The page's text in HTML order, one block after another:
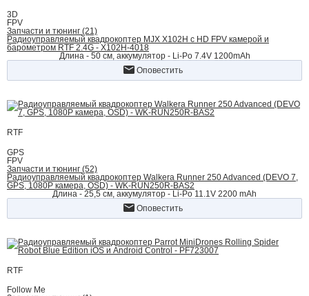
3D
FPV
Запчасти и тюнинг (21)
Радиоуправляемый квадрокоптер MJX X102H с HD FPV камерой и
барометром RTF 2.4G - X102H-4018
Длина - 50 см, аккумулятор - Li-Po 7.4V 1200mAh
Оповестить
RTF
GPS
FPV
Запчасти и тюнинг (52)
Радиоуправляемый квадрокоптер Walkera Runner 250 Advanced (DEVO 7,
GPS, 1080P камера, OSD) - WK-RUN250R-BAS2
Длина - 25,5 cм, аккумулятор - Li-Po 11.1V 2200 mAh
Оповестить
RTF
Follow Me